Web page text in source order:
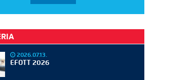
2026.07.13.
EFOTT 2026